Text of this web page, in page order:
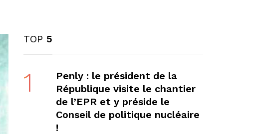
TOP 5
1
Penly : le président de la
République visite le chantier
de l’EPR et y préside le
Conseil de politique nucléaire
!